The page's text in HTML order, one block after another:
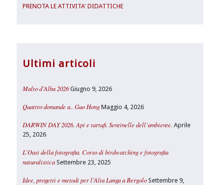
PRENOTA LE ATTIVITA' DIDATTICHE
Ultimi articoli
Malto d’Alba 2026 Giugno 9, 2026
Quattro domande a.. Guo Hong Maggio 4, 2026
DARWIN DAY 2026. Api e tartufi. Sentinelle dell’ambiente. Aprile
25, 2026
L’Oasi della fotografia. Corso di birdwatching e fotografia
naturalistica Settembre 23, 2025
Idee, progetti e metodi per l’Alta Langa a Bergolo Settembre 9,